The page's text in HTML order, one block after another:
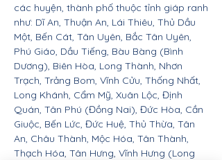
các huyện, thành phố thuộc tỉnh giáp ranh
như: Dĩ An, Thuận An, Lái Thiêu, Thủ Dầu
Một, Bến Cát, Tân Uyên, Bắc Tân Uyên,
Phú Giáo, Dầu Tiếng, Bàu Bàng (Bình
Dương), Biên Hòa, Long Thành, Nhơn
Trạch, Trảng Bom, Vĩnh Cửu, Thống Nhất,
Long Khánh, Cẩm Mỹ, Xuân Lộc, Định
Quán, Tân Phú (Đồng Nai), Đức Hòa, Cần
Giuộc, Bến Lức, Đức Huệ, Thủ Thừa, Tân
An, Châu Thành, Mộc Hóa, Tân Thành,
Thạch Hóa, Tân Hưng, Vĩnh Hưng (Long